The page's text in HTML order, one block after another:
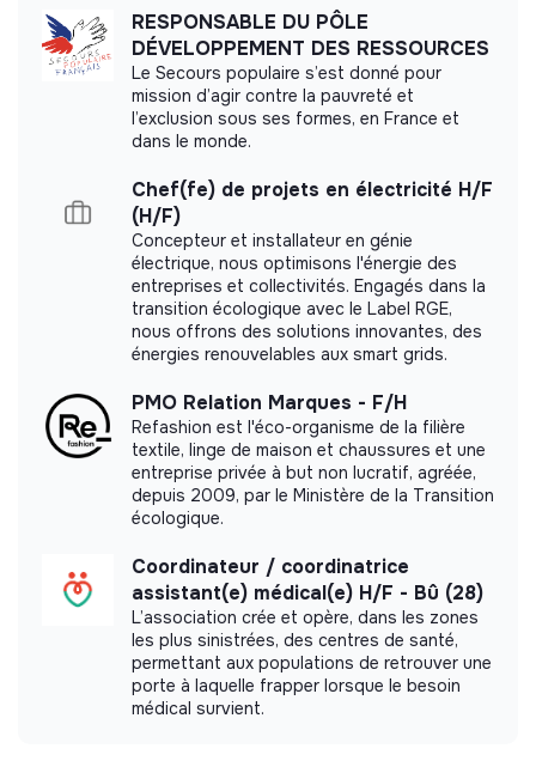
Benefits
Employee Representation Committees
Work Flexibility
Professional Training and Development
Value sharing
Participatory Retirement Savings Plans
Fair Compensation
Diversity & inclusion
Diversity Assessment and Reporting
Salary Equity
Intercultural Awareness Training
Non-Discrimination Policies
Governance principles
Feedback and Evaluation Systems
Ethics and Conduct Charter
Stakeholder Engagement
RESPONSABLE DU PÔLE
DÉVELOPPEMENT DES RESSOURCES
Le Secours populaire s’est donné pour
mission d’agir contre la pauvreté et
l’exclusion sous ses formes, en France et
dans le monde.
Chef(fe) de projets en électricité H/F
(H/F)
Concepteur et installateur en génie
électrique, nous optimisons l'énergie des
entreprises et collectivités. Engagés dans la
transition écologique avec le Label RGE,
nous offrons des solutions innovantes, des
énergies renouvelables aux smart grids.
PMO Relation Marques - F/H
Refashion est l'éco-organisme de la filière
textile, linge de maison et chaussures et une
entreprise privée à but non lucratif, agréée,
depuis 2009, par le Ministère de la Transition
écologique.
Coordinateur / coordinatrice
assistant(e) médical(e) H/F - Bû (28)
L’association crée et opère, dans les zones
les plus sinistrées, des centres de santé,
permettant aux populations de retrouver une
porte à laquelle frapper lorsque le besoin
médical survient.